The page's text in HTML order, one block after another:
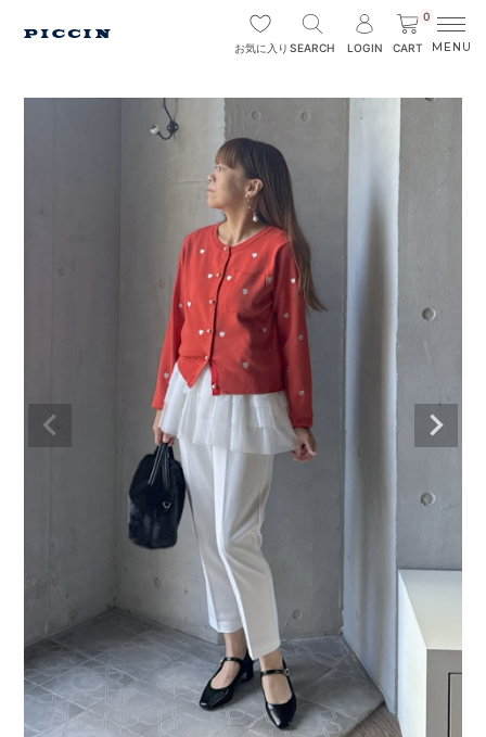
お気に入り SEARCH LOGIN
0
CART